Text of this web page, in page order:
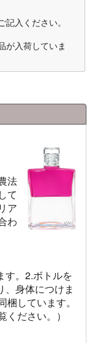
入ください。
が入荷していま
法
て
ア
わ
す。2.ボトルを
身体につけま
しています。
ださい。）